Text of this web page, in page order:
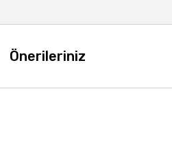
Önerileriniz